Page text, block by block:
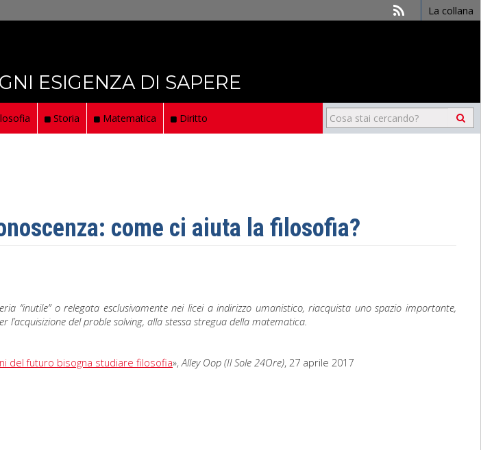
La collana
ESIGENZA DI SAPERE
Storia Matematica Diritto
come ci aiuta la filosofia?
“inutile” o relegata esclusivamente nei licei a indirizzo umanistico, riacquista uno spazio importante,
l’acquisizione del proble solving, alla stessa stregua della matematica.
del futuro bisogna studiare filosofia»,Alley Oop (Il Sole 24Ore), 27 aprile 2017